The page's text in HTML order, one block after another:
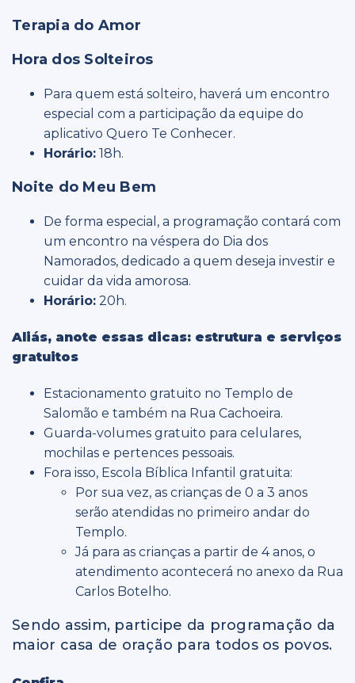
Terapia do Amor
Hora dos Solteiros
Para quem está solteiro, haverá um encontro
especial com a participação da equipe do
aplicativo Quero Te Conhecer.
Horário: 18h.
Noite do Meu Bem
De forma especial, a programação contará com
um encontro na véspera do Dia dos
Namorados, dedicado a quem deseja investir e
cuidar da vida amorosa.
Horário: 20h.
Aliás, anote essas dicas: estrutura e serviços
gratuitos
Estacionamento gratuito no Templo de
Salomão e também na Rua Cachoeira.
Guarda-volumes gratuito para celulares,
mochilas e pertences pessoais.
Fora isso, Escola Bíblica Infantil gratuita:
Por sua vez, as crianças de 0 a 3 anos
serão atendidas no primeiro andar do
Templo.
Já para as crianças a partir de 4 anos, o
atendimento acontecerá no anexo da Rua
Carlos Botelho.
Sendo assim, participe da programação da
maior casa de oração para todos os povos.